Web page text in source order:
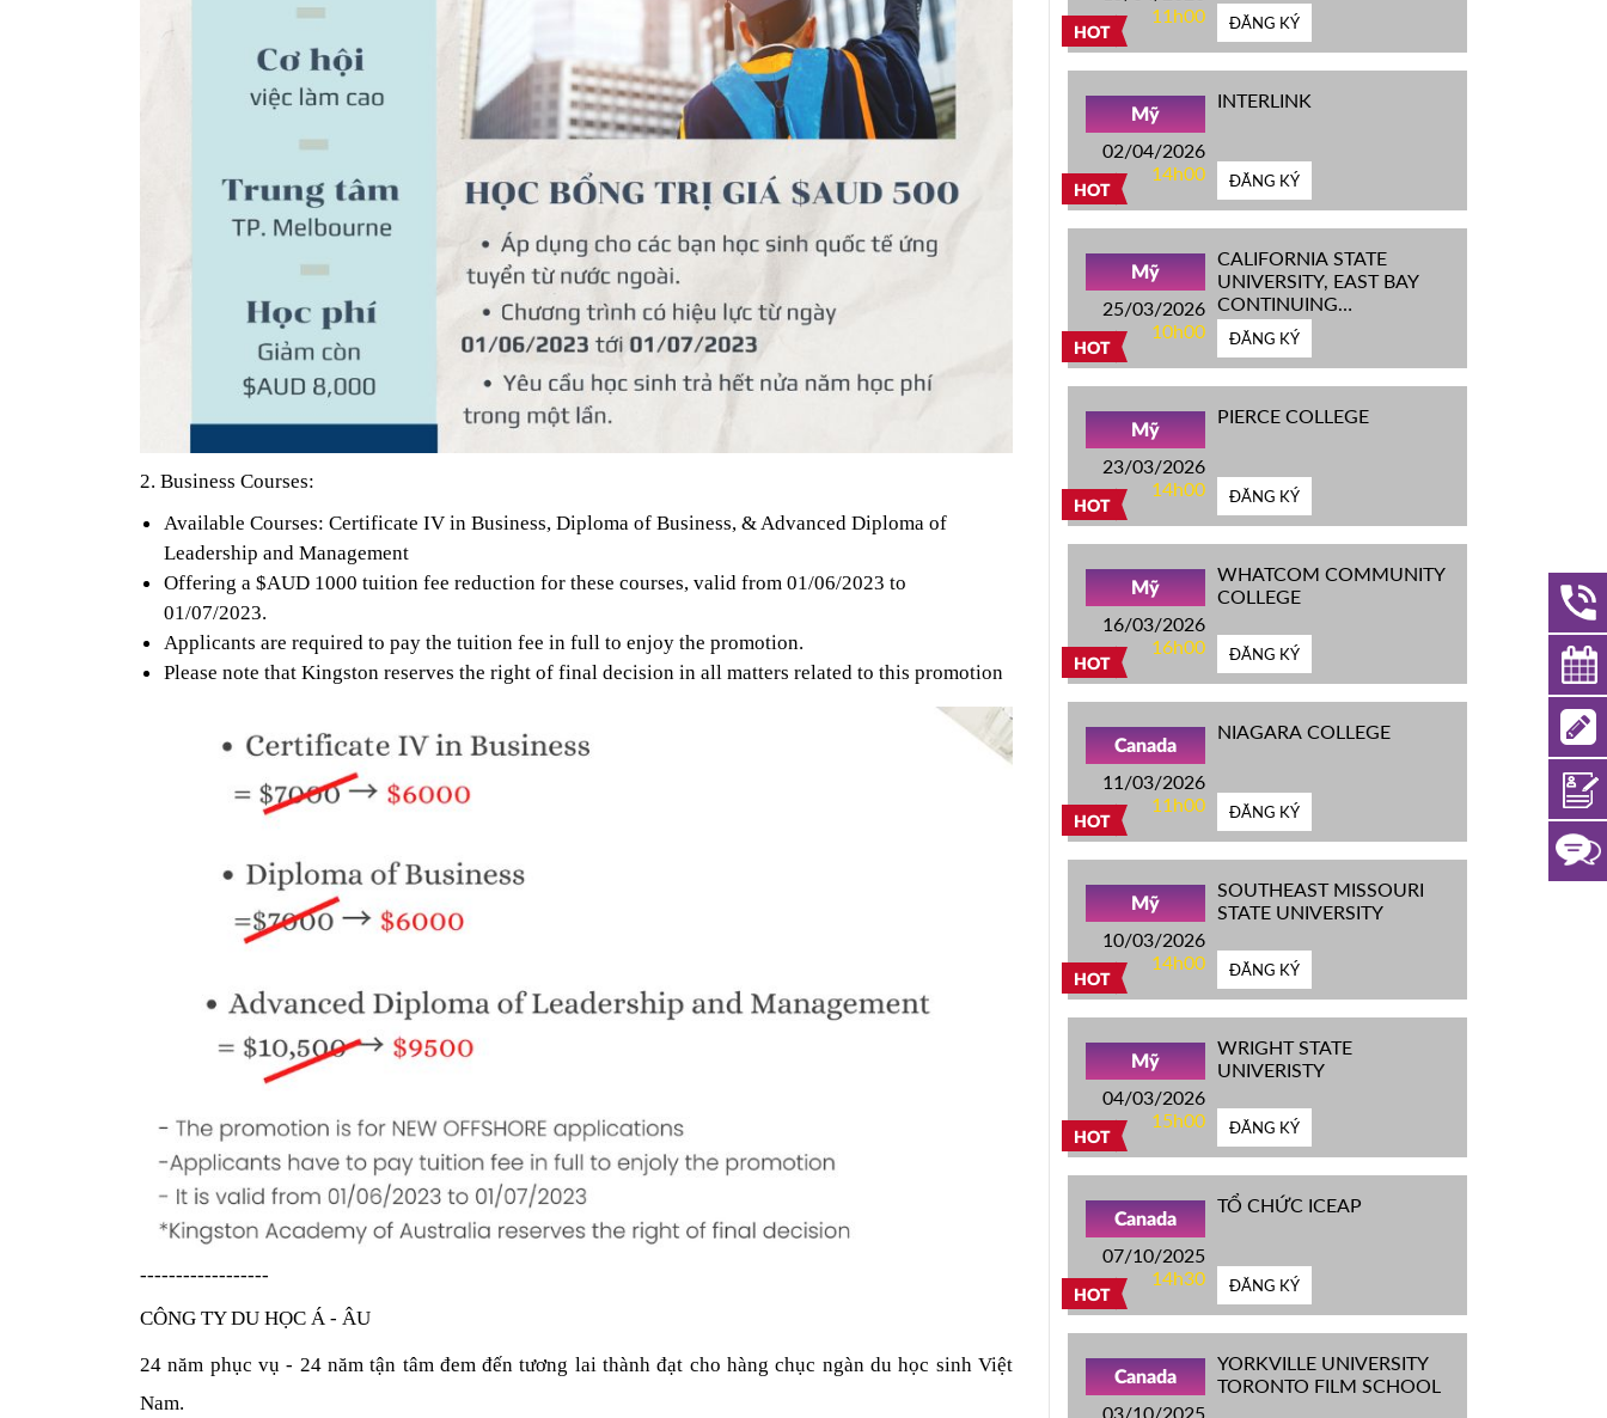
2. Business Courses:
Available Courses: Certificate IV in Business, Diploma of Business, & Advanced Diploma of
Leadership and Management
Offering a $AUD 1000 tuition fee reduction for these courses, valid from 01/06/2023 to
01/07/2023.
Applicants are required to pay the tuition fee in full to enjoy the promotion.
Please note that Kingston reserves the right of final decision in all matters related to this promotion
------------------
CÔNG TY DU HỌC Á - ÂU
24 năm phục vụ - 24 năm tận tâm đem đến tương lai thành đạt cho hàng chục ngàn du học sinh Việt
Nam.
HOT
11h00
ĐĂNG KÝ
HOT
Mỹ
02/04/2026
14h00
INTERLINK
ĐĂNG KÝ
HOT
Mỹ
25/03/2026
10h00
CALIFORNIA STATE
UNIVERSITY, EAST BAY
CONTINUING
EDUCATION
ĐĂNG KÝ
HOT
Mỹ
23/03/2026
14h00
PIERCE COLLEGE
ĐĂNG KÝ
HOT
Mỹ
16/03/2026
16h00
WHATCOM COMMUNITY
COLLEGE
ĐĂNG KÝ
HOT
Canada
11/03/2026
11h00
NIAGARA COLLEGE
ĐĂNG KÝ
HOT
Mỹ
10/03/2026
14h00
SOUTHEAST MISSOURI
STATE UNIVERSITY
ĐĂNG KÝ
HOT
Mỹ
04/03/2026
15h00
WRIGHT STATE
UNIVERISTY
ĐĂNG KÝ
HOT
Canada
07/10/2025
14h30
TỔ CHỨC ICEAP
ĐĂNG KÝ
Canada
03/10/2025
YORKVILLE UNIVERSITY
TORONTO FILM SCHOOL